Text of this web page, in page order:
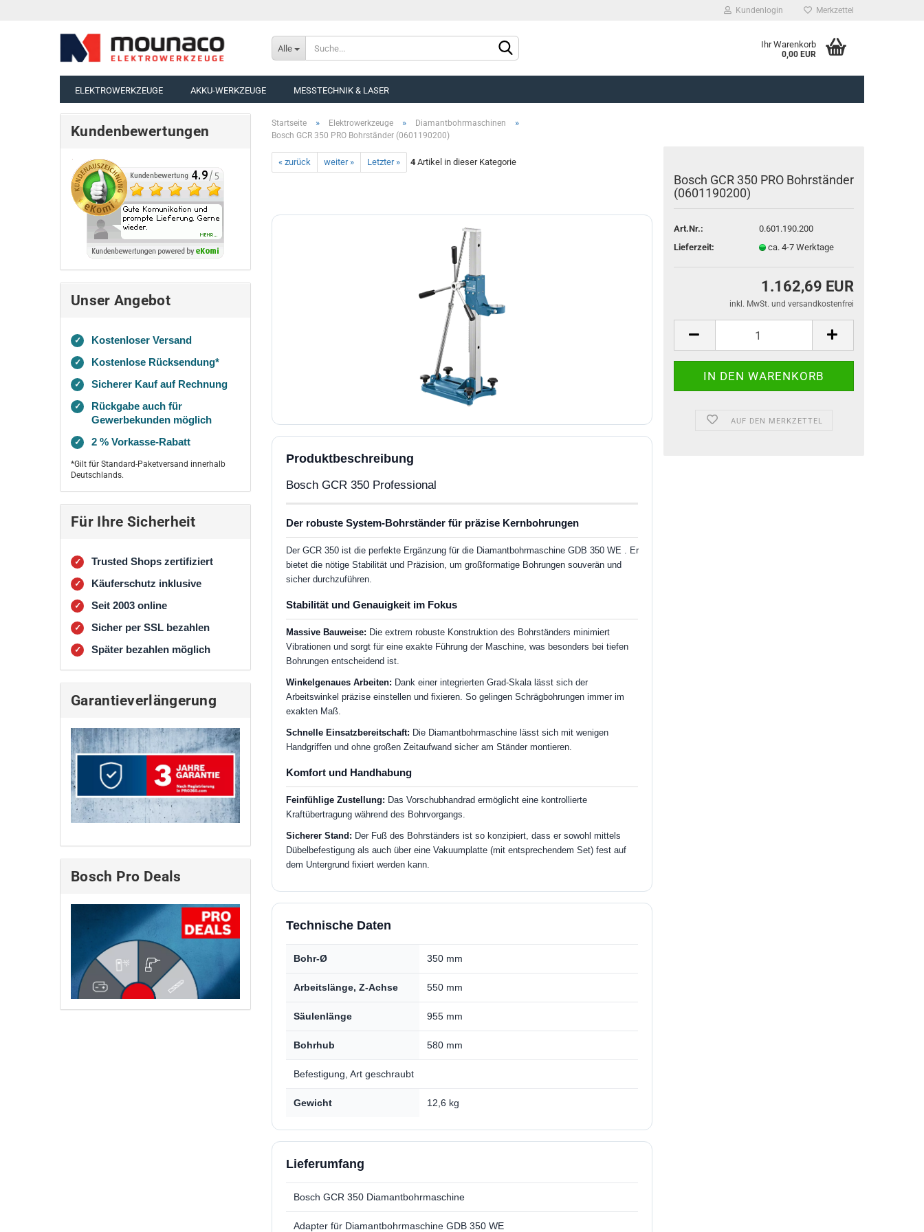
Kundenlogin
Passwort vergessen?
Merkzettel
Alle Ihr Warenkorb
0,00 EUR
ELEKTROWERKZEUGE AKKU-WERKZEUGE MESSTECHNIK & LASER
Startseite » Elektrowerkzeuge » Diamantbohrmaschinen »
Bosch GCR 350 PRO Bohrständer (0601190200)
« zurück weiter » Letzter » 4Artikel in dieser Kategorie
Bosch GCR 350 PRO Bohrständer
(0601190200)
Art.Nr.:
0.601.190.200
Lieferzeit:
ca. 4-7 Werktage
1.162,69 EUR
AUF DEN MERKZETTEL
Produktbeschreibung
Bosch GCR 350 Professional
Der robuste System-Bohrständer für präzise Kernbohrungen
Der GCR 350 ist die perfekte Ergänzung für die Diamantbohrmaschine GDB 350 WE . Er
bietet die nötige Stabilität und Präzision, um großformatige Bohrungen souverän und
sicher durchzuführen.
Stabilität und Genauigkeit im Fokus
Massive Bauweise: Die extrem robuste Konstruktion des Bohrständers minimiert
Vibrationen und sorgt für eine exakte Führung der Maschine, was besonders bei tiefen
Bohrungen entscheidend ist.
Winkelgenaues Arbeiten: Dank einer integrierten Grad-Skala lässt sich der
Arbeitswinkel präzise einstellen und fixieren. So gelingen Schrägbohrungen immer im
exakten Maß.
Schnelle Einsatzbereitschaft: Die Diamantbohrmaschine lässt sich mit wenigen
Handgriffen und ohne großen Zeitaufwand sicher am Ständer montieren.
Komfort und Handhabung
Feinfühlige Zustellung: Das Vorschubhandrad ermöglicht eine kontrollierte
Kraftübertragung während des Bohrvorgangs.
Sicherer Stand: Der Fuß des Bohrständers ist so konzipiert, dass er sowohl mittels
Dübelbefestigung als auch über eine Vakuumplatte (mit entsprechendem Set) fest auf
dem Untergrund fixiert werden kann.
Technische Daten
Bohr-Ø 350 mm
Arbeitslänge, Z-Achse 550 mm
Säulenlänge 955 mm
Bohrhub 580 mm
Befestigung, Art geschraubt
Gewicht 12,6 kg
Lieferumfang
Bosch GCR 350 Diamantbohrmaschine
Adapter für Diamantbohrmaschine GDB 350 WE
Kundenbewertungen
Unser Angebot
✓ Kostenloser Versand
✓ Kostenlose Rücksendung*
✓ Sicherer Kauf auf Rechnung
✓
Rückgabe auch für
Gewerbekunden möglich
✓ 2 % Vorkasse-Rabatt
*Gilt für Standard-Paketversand innerhalb
Deutschlands.
Für Ihre Sicherheit
✓ Trusted Shops zertifiziert
✓ Käuferschutz inklusive
✓ Seit 2003 online
✓ Sicher per SSL bezahlen
✓ Später bezahlen möglich
Garantieverlängerung
Bosch Pro Deals